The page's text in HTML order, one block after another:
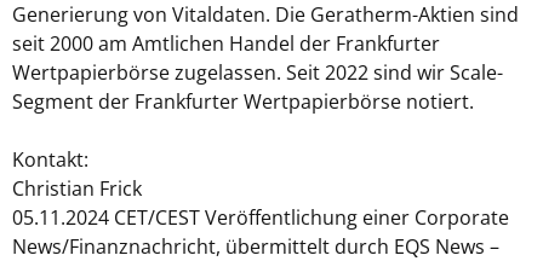
Generierung von Vitaldaten. Die Geratherm-Aktien sind
seit 2000 am Amtlichen Handel der Frankfurter
Wertpapierbörse zugelassen. Seit 2022 sind wir Scale-
Segment der Frankfurter Wertpapierbörse notiert.
Kontakt:
Christian Frick
05.11.2024 CET/CEST Veröffentlichung einer Corporate
News/Finanznachricht, übermittelt durch EQS News –